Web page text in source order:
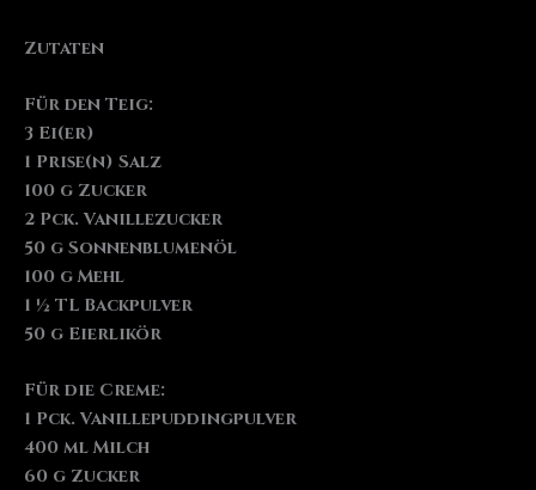
Zutaten
Für den Teig:
3 Ei(er)
1 Prise(n) Salz
100 g Zucker
2 Pck. Vanillezucker
50 g Sonnenblumenöl
100 g Mehl
1 ½ TL Backpulver
50 g Eierlikör
Für die Creme:
1 Pck. Vanillepuddingpulver
400 ml Milch
60 g Zucker